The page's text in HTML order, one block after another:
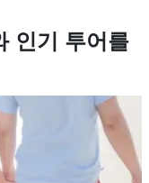
인기 투어를